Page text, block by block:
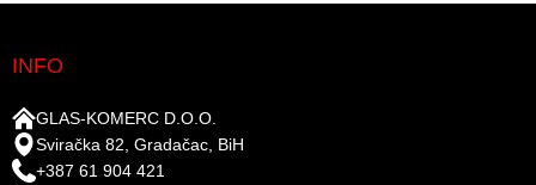
INFO
GLAS-KOMERC D.O.O.
Sviračka 82, Gradačac, BiH
+387 61 904 421